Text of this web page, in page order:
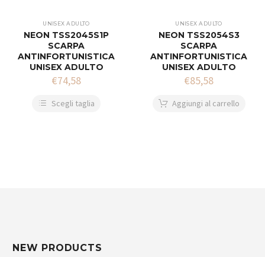
UNISEX ADULTO
NEON TSS2045S1P
SCARPA
ANTINFORTUNISTICA
UNISEX ADULTO
€74,58
Scegli taglia
UNISEX ADULTO
NEON TSS2054S3
SCARPA
ANTINFORTUNISTICA
UNISEX ADULTO
€85,58
Aggiungi al carrello
NEW PRODUCTS